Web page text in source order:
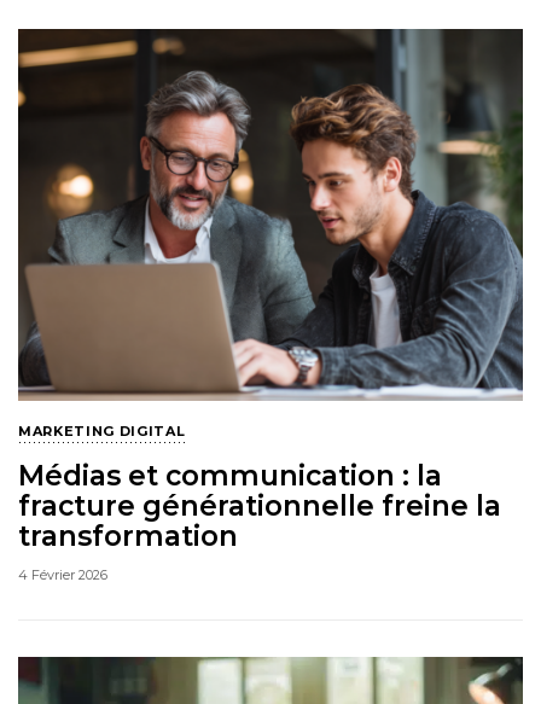
MARKETING DIGITAL
Médias et communication : la
fracture générationnelle freine la
transformation
4 Février 2026